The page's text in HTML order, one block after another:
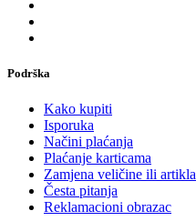
Podrška
Kako kupiti
Isporuka
Načini plaćanja
Plaćanje karticama
Zamjena veličine ili artikla
Česta pitanja
Reklamacioni obrazac